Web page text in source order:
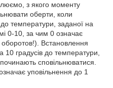
з якого моменту
оберти, коли
температури, заданої на
0-10, за чим 0 означає
Встановлення
градусів до температури,
сповільнюватися.
уповільнення до 1